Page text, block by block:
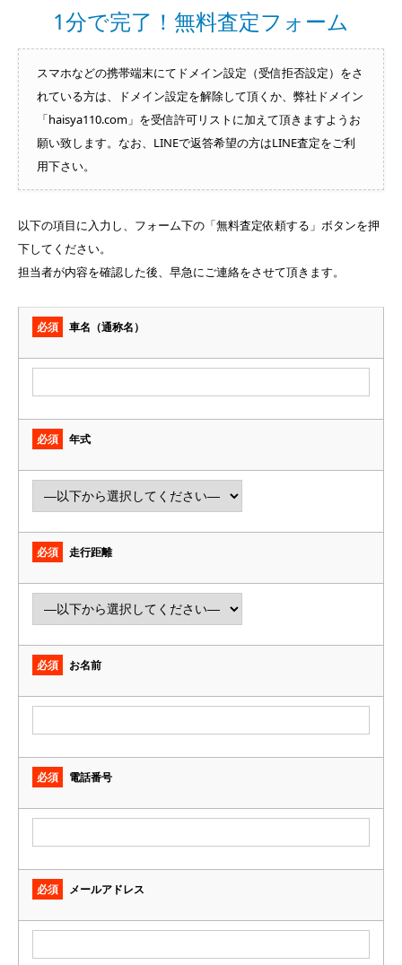
1分で完了！無料査定フォーム
スマホなどの携帯端末にてドメイン設定（受信拒否設定）をさ
れている方は、ドメイン設定を解除して頂くか、弊社ドメイン
「haisya110.com」を受信許可リストに加えて頂きますようお
願い致します。なお、LINEで返答希望の方はLINE査定をご利
用下さい。
以下の項目に入力し、フォーム下の「無料査定依頼する」ボタンを押
下してください。
担当者が内容を確認した後、早急にご連絡をさせて頂きます。
必須 車名（通称名）
必須 年式
必須 走行距離
必須 お名前
必須 電話番号
必須 メールアドレス